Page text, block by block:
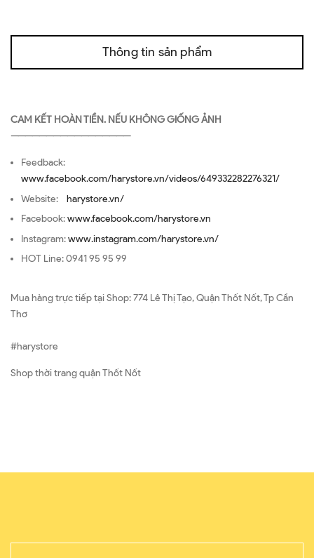
Thông tin sản phẩm
CAM KẾT HOÀN TIỀN. NẾU KHÔNG GIỐNG ẢNH
—————————————————
Feedback:
www.facebook.com/harystore.vn/videos/649332282276321/
Website: harystore.vn/
Facebook:www.facebook.com/harystore.vn
Instagram:www.instagram.com/harystore.vn/
HOT Line: 0941 95 95 99
Mua hàng trực tiếp tại Shop: 774 Lê Thị Tạo, Quận Thốt Nốt, Tp Cần
Thơ
#harystore
Shop thời trang quận Thốt Nốt